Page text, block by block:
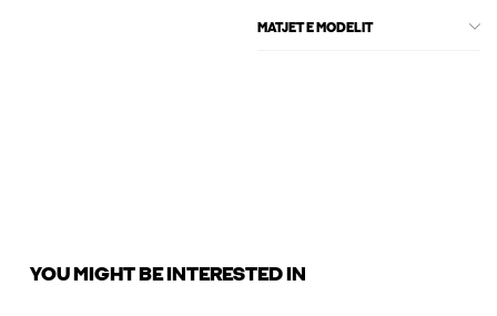
MATJET E MODELIT
YOU MIGHT BE INTERESTED IN